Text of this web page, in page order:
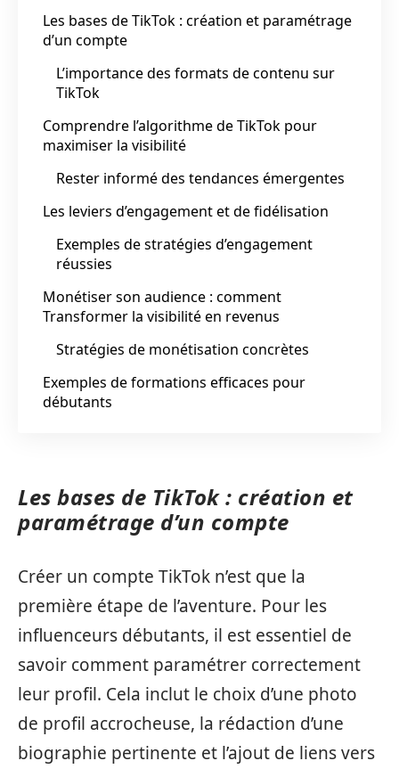
Les bases de TikTok : création et paramétrage
d’un compte
L’importance des formats de contenu sur
TikTok
Comprendre l’algorithme de TikTok pour
maximiser la visibilité
Rester informé des tendances émergentes
Les leviers d’engagement et de fidélisation
Exemples de stratégies d’engagement
réussies
Monétiser son audience : comment
Transformer la visibilité en revenus
Stratégies de monétisation concrètes
Exemples de formations efficaces pour
débutants
Les bases de TikTok : création et
paramétrage d’un compte
Créer un compte TikTok n’est que la
première étape de l’aventure. Pour les
influenceurs débutants, il est essentiel de
savoir comment paramétrer correctement
leur profil. Cela inclut le choix d’une photo
de profil accrocheuse, la rédaction d’une
biographie pertinente et l’ajout de liens vers